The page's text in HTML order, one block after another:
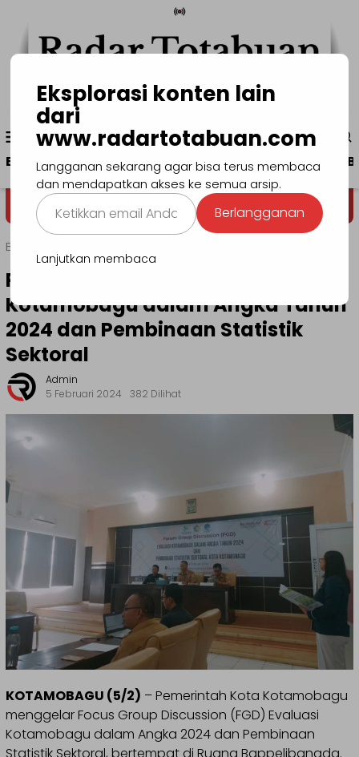
konten
Menu
Mobile
www.radartotabuan.com
Beranda Kotamobagu Bolmong Boltim
Dega' Niondon Selamat
Beranda
Pemkot Gelar FGD Evaluasi
Kotamobagu dalam Angka Tahun
2024 dan Pembinaan Statistik
Sektoral
Admin
5 Februari 2024
382 Dilihat
KOTAMOBAGU (5/2) – Pemerintah Kota Kotamobagu
menggelar Focus Group Discussion (FGD) Evaluasi
Kotamobagu dalam Angka 2024 dan Pembinaan
Statistik Sektoral, bertempat di Ruang Bappelibangda.
Eksplorasi konten lain
dari
www.radartotabuan.com
Langganan sekarang agar bisa terus membaca
dan mendapatkan akses ke semua arsip.
Ketikkan
email
Anda...
Berlangganan
Lanjutkan membaca